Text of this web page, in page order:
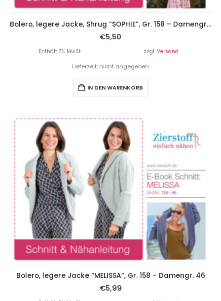
Bolero, legere Jacke, Shrug “SOPHIE”, Gr. 158 – Damengr. 46
€5,50
Enthält 7% MwSt. zzgl. Versand
Lieferzeit: nicht angegeben
IN DEN WARENKORB
Bolero, legere Jacke “MELISSA”, Gr. 158 – Damengr. 46
€5,99